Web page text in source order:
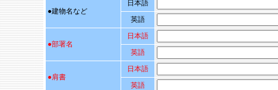
●建物名など
日本語
英語
●部署名
日本語
英語
●肩書
日本語
英語